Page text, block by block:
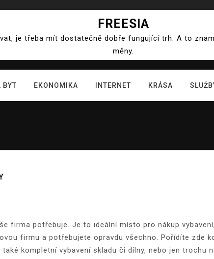
FREESIA
je třeba mít dostatečně dobře fungující trh. A to
měny.
BYT EKONOMIKA INTERNET KRÁSA
firma potřebuje. Je to ideální místo pro nákup
firmu a potřebujete opravdu všechno. Pořídíte zde
také kompletní vybavení skladu či dílny, nebo jen trochu